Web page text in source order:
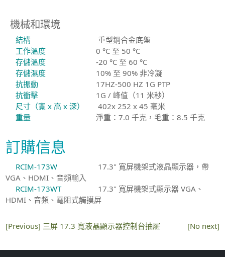
機械和環境
結構
重型鋼合金底盤
工作溫度
0 °C 至 50 °C
存儲溫度
-20 °C 至 60 °C
存儲濕度
10% 至 90% 非冷凝
抗振動
17HZ-500 HZ 1G PTP
抗衝擊
1G / 峰值（11 米秒）
尺寸（寬 x 高 x 深）
402x 252 x 45 毫米
重量
淨重：7.0 千克，毛重：8.5 千克
訂購信息
RCIM-173W
17.3" 寬屏機架式液晶顯示器，帶
VGA、HDMI、音頻輸入
RCIM-173WT
17.3" 寬屏機架式顯示器 VGA、
HDMI、音頻、電阻式觸摸屏
[Previous] 三屏 17.3 寬液晶顯示器控制台抽屜 [No next]